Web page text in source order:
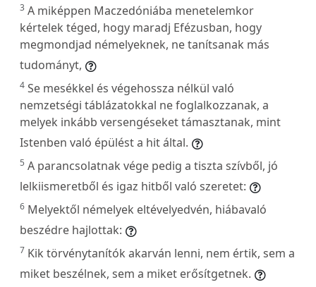
3 A miképpen Maczedóniába menetelemkor
kértelek téged, hogy maradj Efézusban, hogy
megmondjad némelyeknek, ne tanítsanak más
tudományt,
4 Se mesékkel és végehossza nélkül való
nemzetségi táblázatokkal ne foglalkozzanak, a
melyek inkább versengéseket támasztanak, mint
Istenben való épülést a hit által.
5 A parancsolatnak vége pedig a tiszta szívből, jó
lelkiismeretből és igaz hitből való szeretet:
6 Melyektől némelyek eltévelyedvén, hiábavaló
beszédre hajlottak:
7 Kik törvénytanítók akarván lenni, nem értik, sem a
miket beszélnek, sem a miket erősítgetnek.